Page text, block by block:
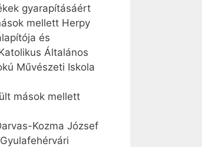
gyarapításáért
mellett Herpy
és
Általános
Művészeti Iskola
mások mellett
Kozma József